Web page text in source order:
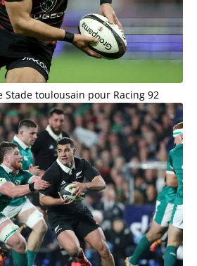
Stade toulousain pour Racing 92